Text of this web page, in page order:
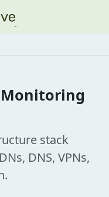
stack
DNS, VPNs,